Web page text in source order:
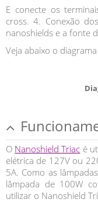
E conecte os
cross. 4. Conexão
nanoshields e a fonte
Veja abaixo o
O Nanoshield Triac é
elétrica de 127V ou
5A. Como as
lâmpada de 100W
utilizar o Nanoshield